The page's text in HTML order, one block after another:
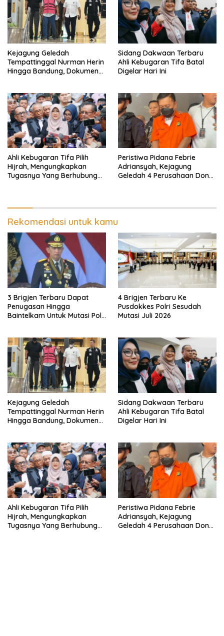
Kejagung Geledah
Tempattinggal Nurman Herin
Hingga Bandung, Dokumen
Sidang Dakwaan Terbaru
Ahli Kebugaran Tifa Batal
Digelar Hari Ini
Ahli Kebugaran Tifa Pilih
Hijrah, Mengungkapkan
Tugasnya Yang Berhubungan
Peristiwa Pidana Febrie
Adriansyah, Kejagung
Geledah 4 Perusahaan Don
Rekomendasi untuk kamu
3 Brigjen Terbaru Dapat
Penugasan Hingga
Baintelkam Untuk Mutasi Polri
4 Brigjen Terbaru Ke
Pusdokkes Polri Sesudah
Mutasi Juli 2026
Kejagung Geledah
Tempattinggal Nurman Herin
Hingga Bandung, Dokumen
Sidang Dakwaan Terbaru
Ahli Kebugaran Tifa Batal
Digelar Hari Ini
Ahli Kebugaran Tifa Pilih
Hijrah, Mengungkapkan
Tugasnya Yang Berhubungan
Peristiwa Pidana Febrie
Adriansyah, Kejagung
Geledah 4 Perusahaan Don